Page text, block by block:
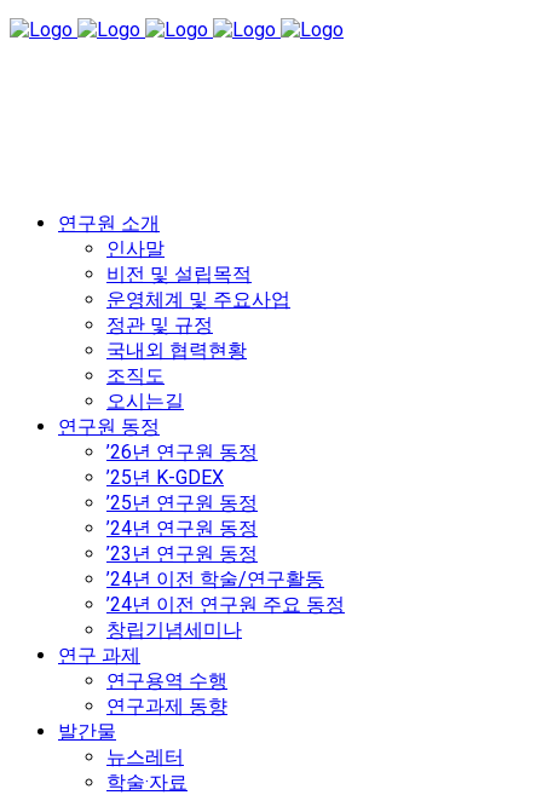
연구원 소개
인사말
비전 및 설립목적
운영체계 및 주요사업
정관 및 규정
국내외 협력현황
조직도
오시는길
연구원 동정
’26년 연구원 동정
’25년 K-GDEX
’25년 연구원 동정
’24년 연구원 동정
’23년 연구원 동정
’24년 이전 학술/연구활동
’24년 이전 연구원 주요 동정
창립기념세미나
연구 과제
연구용역 수행
연구과제 동향
발간물
뉴스레터
학술·자료